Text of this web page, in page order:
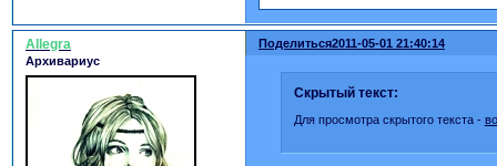
Поделиться2011-05-01 21:40:14
Allegra
Архивариус
Скрытый текст:
Для просмотра скрытого текста -